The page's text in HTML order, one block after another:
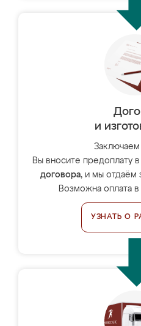
и
Вы вносите предоплату
договора, и мы отдаём
Возможна оплата
УЗНАТЬ О